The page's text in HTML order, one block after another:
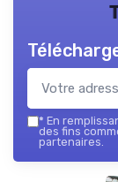
* En
des fins
partenaires.